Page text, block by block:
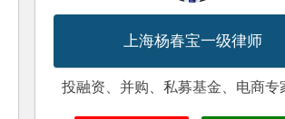
上海杨春宝一级律师
投融资、并购、私募基金、电商专